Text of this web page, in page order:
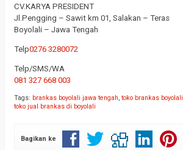
CV.KARYA PRESIDENT
Jl.Pengging – Sawit km 01, Salakan – Teras
Boyolali – Jawa Tengah
Telp0276 3280072
Telp/SMS/WA
081 327 668 003
Tags: brankas boyolali jawa tengah, toko brankas boyolali
toko jual brankas di boyolali
Bagikan ke